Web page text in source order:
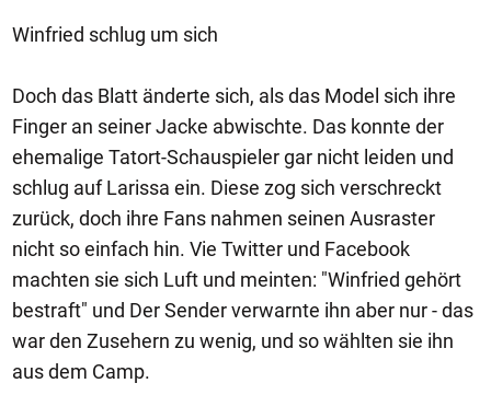
Winfried schlug um sich
Doch das Blatt änderte sich, als das Model sich ihre
Finger an seiner Jacke abwischte. Das konnte der
ehemalige Tatort-Schauspieler gar nicht leiden und
schlug auf Larissa ein. Diese zog sich verschreckt
zurück, doch ihre Fans nahmen seinen Ausraster
nicht so einfach hin. Vie Twitter und Facebook
machten sie sich Luft und meinten: "Winfried gehört
bestraft" und Der Sender verwarnte ihn aber nur - das
war den Zusehern zu wenig, und so wählten sie ihn
aus dem Camp.